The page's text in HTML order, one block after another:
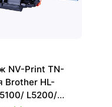
NV-Print TN-
Brother HL-
L5200/